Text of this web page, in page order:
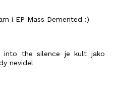
i EP Mass Demented :)
into the silence je kult jako
nevidel